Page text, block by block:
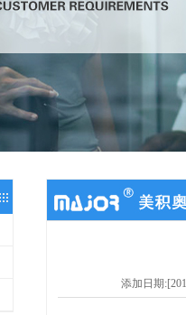
添加日期